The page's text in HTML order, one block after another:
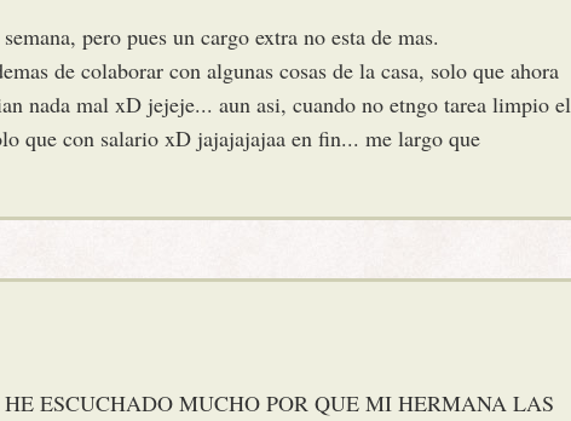
pero pues un cargo extra no esta de mas.
de colaborar con algunas cosas de la casa, solo que ahora
nada mal xD jejeje... aun asi, cuando no etngo tarea limpio el
que con salario xD jajajajajaa en fin... me largo que
ESCUCHADO MUCHO POR QUE MI HERMANA LAS